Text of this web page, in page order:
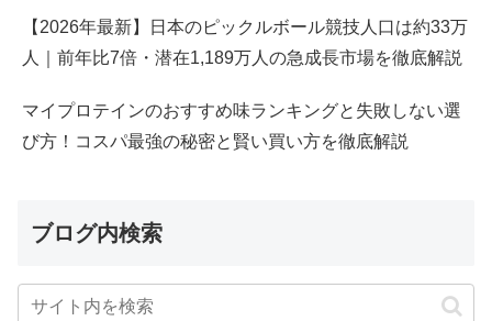
【2026年最新】日本のピックルボール競技人口は約33万
人｜前年比7倍・潜在1,189万人の急成長市場を徹底解説
マイプロテインのおすすめ味ランキングと失敗しない選
び方！コスパ最強の秘密と賢い買い方を徹底解説
ブログ内検索